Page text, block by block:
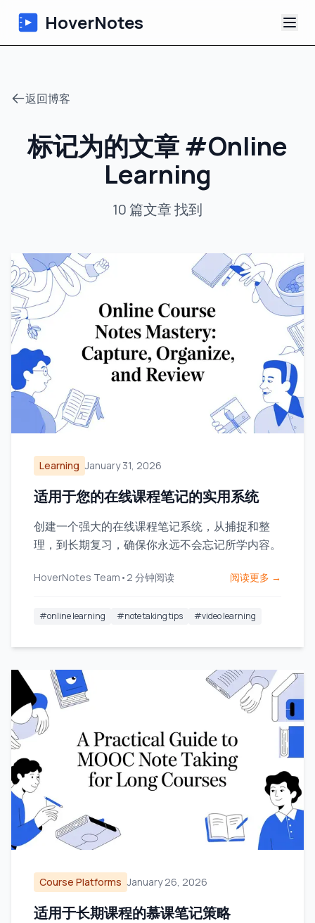
HoverNotes
AI 视频笔记
教程
关于
返回博客
标记为的文章#Online
Learning
10篇文章找到
Learning January 31, 2026
适用于您的在线课程笔记的实用系统
创建一个强大的在线课程笔记系统，从捕捉和整
理，到长期复习，确保你永远不会忘记所学内容。
HoverNotes Team • 2 分钟阅读 阅读更多 →
#online learning #note taking tips #video learning
Course Platforms January 26, 2026
适用于长期课程的慕课笔记策略